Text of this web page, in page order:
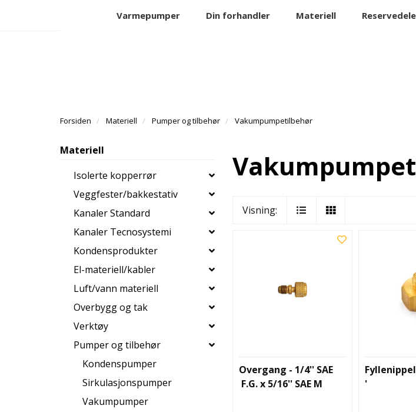
Varmepumper Din forhandler Materiell
Forsiden Materiell Pumper og tilbehør Vakumpumpetilbehør
Materiell
Isolerte kopperrør
Veggfester/bakkestativ
Kanaler Standard
Kanaler Tecnosystemi
Kondensprodukter
El-materiell/kabler
Luft/vann materiell
Overbygg og tak
Verktøy
Pumper og tilbehør
Kondenspumper
Sirkulasjonspumper
Vakumpumper
Visning:
Overgang - 1/4'' SAE
F.G. x 5/16'' SAE M
'